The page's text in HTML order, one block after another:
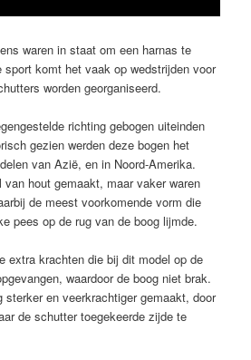
waren in staat om een harnas te
sport komt het vaak op wedstrijden voor
worden georganiseerd.
richting gebogen uiteinden
gezien werden deze bogen het
van Azië, en in Noord-Amerika.
hout gemaakt, maar vaker waren
de meest voorkomende vorm die
pees op de rug van de boog lijmde.
extra krachten die bij dit model op de
waardoor de boog niet brak.
sterker en veerkrachtiger gemaakt, door
de schutter toegekeerde zijde te